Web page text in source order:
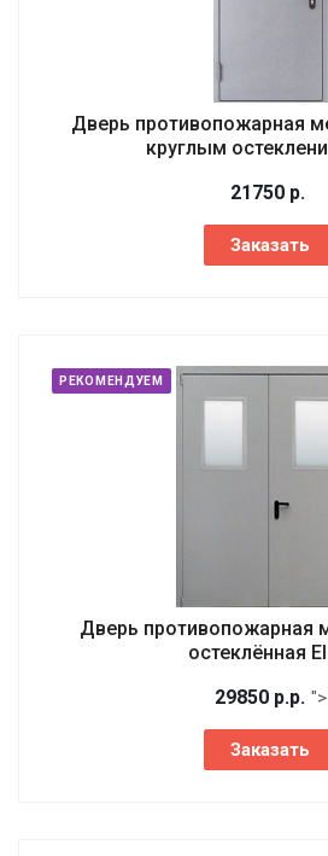
Дверь противопожарная
круглым
21750 р.
Заказать
РЕКОМЕНДУЕМ
Дверь противопожарная
остеклённая
29850 р.р. ">
Заказать